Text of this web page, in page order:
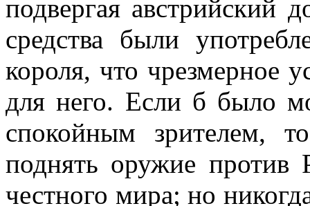
подвергая австрийский
средства были
короля, что чрезмерное
для него. Если б было
спокойным зрителем,
поднять оружие против
честного мира; но